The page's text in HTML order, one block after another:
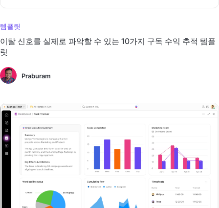
템플릿
이탈 신호를 실제로 파악할 수 있는 10가지 구독 수익 추적 템플
릿
Praburam